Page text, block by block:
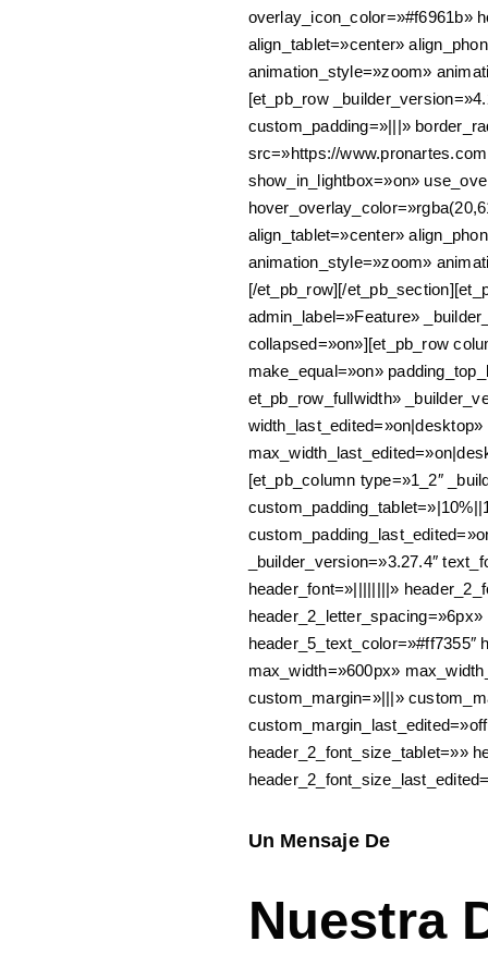
overlay_icon_color=»#f6961b»
align_tablet=»center»
animation_style=»zoom»
[et_pb_row
custom_padding=»|||»
src=»https://
show_in_lightbox=»on»
align_tablet=»center»
animation_style=»zoom»
[/et_pb_row][/
admin_label=»Feature»
collapsed=»on»][et_pb_row
make_equal=»on»
et_pb_row_fullwidth»
[et_pb_column type=»1_2″
_builder_version=»3.27.4″
header_font=»||||||||»
header_5_text_color=»#ff7355″
max_width=»600px»
custom_margin=»|||»
header_2_font_size_tablet=»»
Un Mensaje De
Nuestra